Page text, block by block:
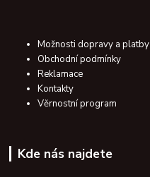
Možnosti dopravy a platby
Obchodní podmínky
Reklamace
Kontakty
Věrnostní program
Kde nás najdete